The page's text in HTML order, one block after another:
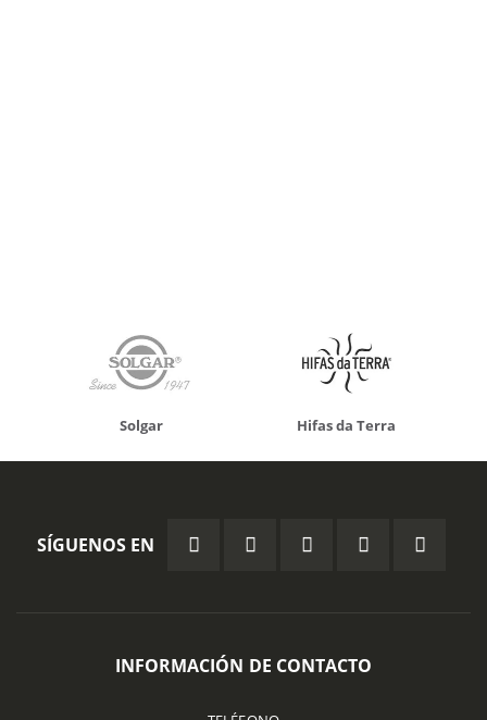
Solgar Hifas da Terra
SÍGUENOS EN
INFORMACIÓN DE CONTACTO